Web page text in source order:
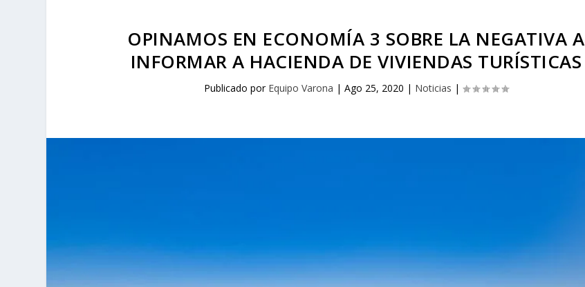
OPINAMOS EN ECONOMÍA 3 SOBRE LA NEGATIVA A
INFORMAR A HACIENDA DE VIVIENDAS TURÍSTICAS
Publicado por Equipo Varona | Ago 25, 2020 | Noticias |